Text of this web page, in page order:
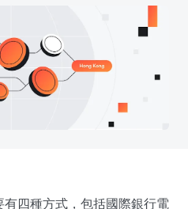
四種方式，包括國際銀行電